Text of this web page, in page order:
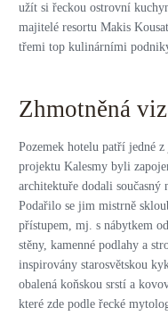
užít si řeckou ostrovní
majitelé resortu Makis
třemi top kulinárními
Zhmotněná
Pozemek hotelu patří jedné
projektu Kalesmy byli
architektuře dodali
Podařilo se jim mistrně
přístupem, mj. s nábytkem
stěny, kamenné podlahy a
inspirovány starosvětskou
obalená koňskou srstí a
které zde podle řecké